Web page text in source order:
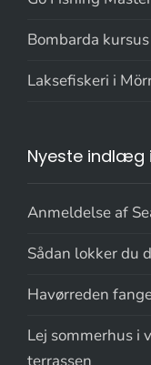
Bombarda kursus
Laksefiskeri i
Nyeste indlæg
Anmeldelse af
Sådan lokker du
Havørreden
Lej sommerhus i